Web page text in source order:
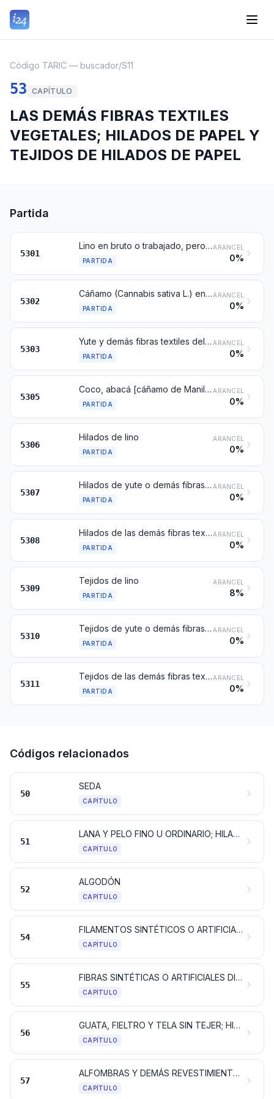
Código TARIC — buscador/S11
53 CAPÍTULO
LAS DEMÁS FIBRAS TEXTILES
VEGETALES; HILADOS DE PAPEL Y
TEJIDOS DE HILADOS DE PAPEL
Partida
5301
Lino en bruto o trabajado, pero sin hilar; estopas y desperdicios de lino (incluidos los desperdicios de hilados y las hilachas)
PARTIDA
ARANCEL
0%
5302
Cáñamo (Cannabis sativa L.) en bruto o trabajado, pero sin hilar; estopas y desperdicios de cáñamo (incluidos los desperdicios de hilados y las hilachas)
PARTIDA
ARANCEL
0%
5303
Yute y demás fibras textiles del líber (excepto el lino, cáñamo y ramio), en bruto o trabajados, pero sin hilar; estopas y desperdicios de estas fibras (incluidos los desperdicios de hilados y las hilachas)
PARTIDA
ARANCEL
0%
5305
Coco, abacá [cáñamo de Manila (Musa textilisNee)], ramio y demás fibras textiles vegetales no expresadas ni comprendidas en otra parte, en bruto o trabajadas, pero sin hilar; estopas y desperdicios de estas fibras (incluidos los desperdicios de hilados y las hilachas)
PARTIDA
ARANCEL
0%
5306
Hilados de lino
PARTIDA
ARANCEL
0%
5307
Hilados de yute o demás fibras textiles del líber de la partida 5303
PARTIDA
ARANCEL
0%
5308
Hilados de las demás fibras textiles vegetales; hilados de papel
PARTIDA
ARANCEL
0%
5309
Tejidos de lino
PARTIDA
ARANCEL
8%
5310
Tejidos de yute o demás fibras textiles del líber de la partida 5303
PARTIDA
ARANCEL
0%
5311
Tejidos de las demás fibras textiles vegetales; tejidos de hilados de papel
PARTIDA
ARANCEL
0%
Códigos relacionados
50
SEDA
CAPÍTULO
51
LANA Y PELO FINO U ORDINARIO; HILADOS Y TEJIDOS DE CRIN
CAPÍTULO
52
ALGODÓN
CAPÍTULO
54
FILAMENTOS SINTÉTICOS O ARTIFICIALES; TIRAS Y FORMAS SIMILARES DE MATERIA TEXTIL SINTÉTICA O ARTIFICIAL
CAPÍTULO
55
FIBRAS SINTÉTICAS O ARTIFICIALES DISCONTINUAS
CAPÍTULO
56
GUATA, FIELTRO Y TELA SIN TEJER; HILADOS ESPECIALES; CORDELES, CUERDAS Y CORDAJES; ARTÍCULOS DE CORDELERÍA
CAPÍTULO
57
ALFOMBRAS Y DEMÁS REVESTIMIENTOS PARA EL SUELO, DE MATERIA TEXTIL
CAPÍTULO